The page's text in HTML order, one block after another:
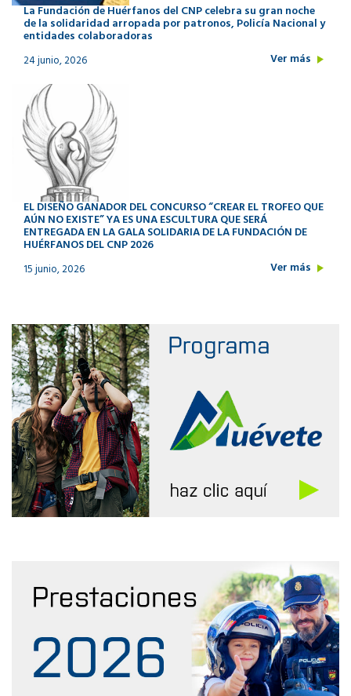
La Fundación de Huérfanos del CNP celebra su gran noche
de la solidaridad arropada por patronos, Policía Nacional y
entidades colaboradoras
24 junio, 2026 Ver más
EL DISEÑO GANADOR DEL CONCURSO “CREAR EL TROFEO QUE
AÚN NO EXISTE” YA ES UNA ESCULTURA QUE SERÁ
ENTREGADA EN LA GALA SOLIDARIA DE LA FUNDACIÓN DE
HUÉRFANOS DEL CNP 2026
15 junio, 2026 Ver más